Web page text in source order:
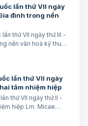
lần thứ VII ngày
đình trong nền
thứ VII ngày thứ III -
nền văn hoá kỹ thuật
lần thứ VII ngày
tâm nhiệm hiệp
thứ VII ngày thứ II -
hiệp Lm. Micae